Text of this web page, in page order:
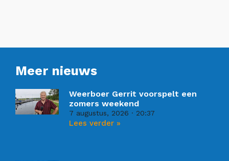
Meer nieuws
Weerboer Gerrit voorspelt een
zomers weekend
7 augustus, 2026 20:37
Lees verder »